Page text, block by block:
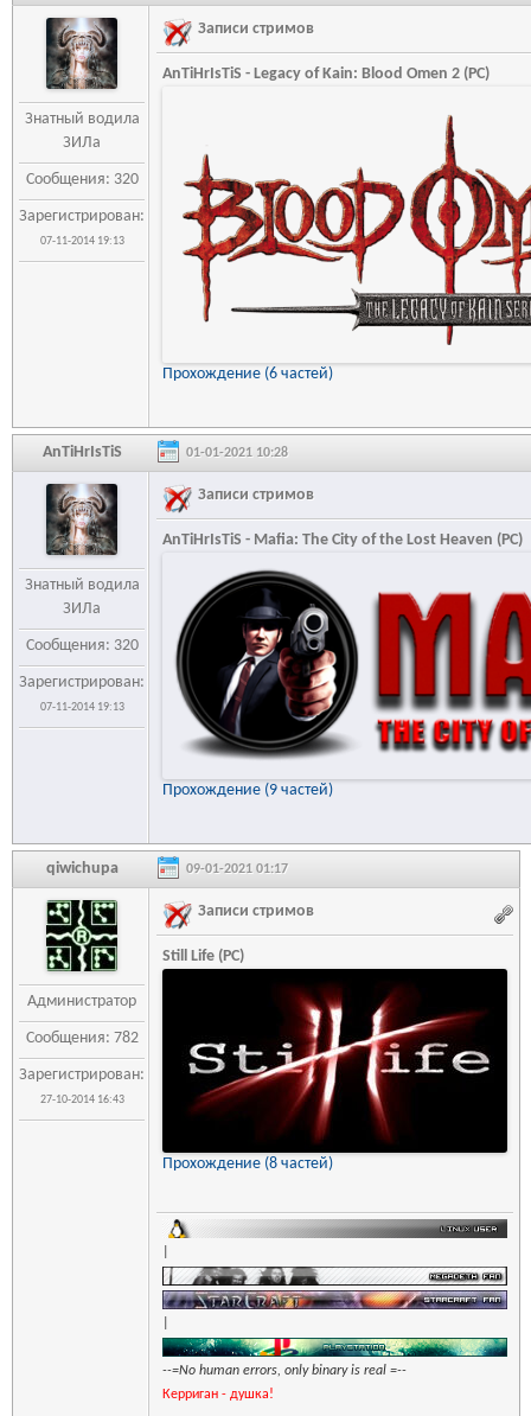
Знатный водила
ЗИЛа
Сообщения: 320
Зарегистрирован:
07-11-2014 19:13
Записи стримов
AnTiHrIsTiS - Legacy of Kain: Blood Omen 2 (PC)
Прохождение (6 частей)
AnTiHrIsTiS 01-01-2021 10:28
Знатный водила
ЗИЛа
Сообщения: 320
Зарегистрирован:
07-11-2014 19:13
Записи стримов
AnTiHrIsTiS - Mafia: The City of the Lost Heaven (PC)
Прохождение (9 частей)
qiwichupa 09-01-2021 01:17
Администратор
Сообщения: 782
Зарегистрирован:
27-10-2014 16:43
Записи стримов
Still Life (PC)
Прохождение (8 частей)
--=No human errors, only binary is real =--
Керриган - душка!